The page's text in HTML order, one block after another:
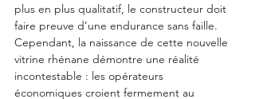
plus en plus qualitatif, le constructeur doit
faire preuve d’une endurance sans faille.
Cependant, la naissance de cette nouvelle
vitrine rhénane démontre une réalité
incontestable : les opérateurs
économiques croient fermement au